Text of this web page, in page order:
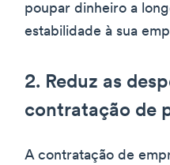
poupar dinheiro a
estabilidade à sua
2. Reduz as
contratação de
A contratação de